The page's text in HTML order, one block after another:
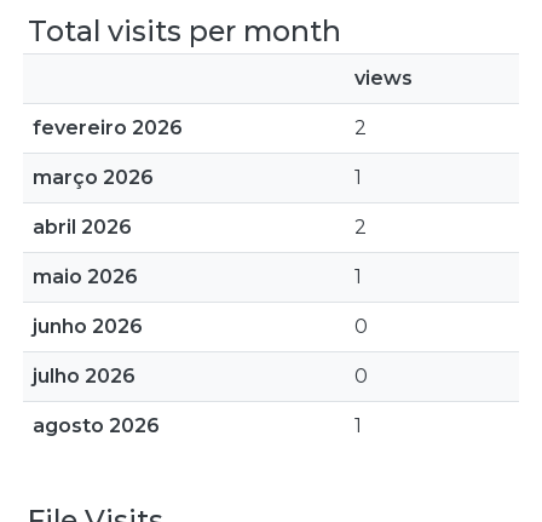
Total visits per month
views
fevereiro 2026 2
março 2026 1
abril 2026 2
maio 2026 1
junho 2026 0
julho 2026 0
agosto 2026 1